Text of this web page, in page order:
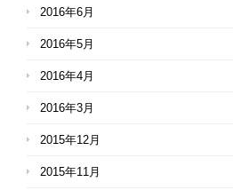
2016年6月
2016年5月
2016年4月
2016年3月
2015年12月
2015年11月